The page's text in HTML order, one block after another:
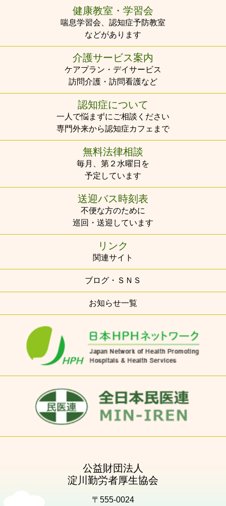
健康教室・学習会
喘息学習会、認知症予防教室
などがあります
介護サービス案内
ケアプラン・デイサービス
訪問介護・訪問看護など
認知症について
一人で悩まずにご相談ください
専門外来から認知症カフェまで
無料法律相談
毎月、第２水曜日を
予定しています
送迎バス時刻表
不便な方のために
巡回・送迎しています
リンク
関連サイト
ブログ・ＳＮＳ
お知らせ一覧
公益財団法人
淀川勤労者厚生協会
〒555-0024